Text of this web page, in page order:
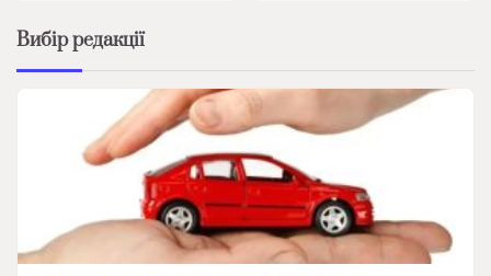
Вибір редакції